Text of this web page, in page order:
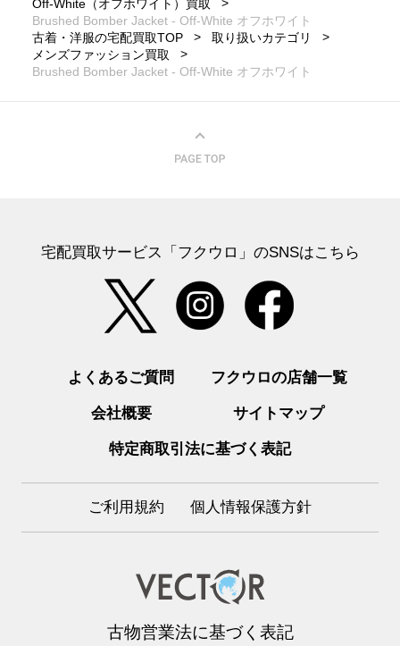
Off-White（オフホワイト）買取
Brushed Bomber Jacket - Off-White オフホワイト
古着・洋服の宅配買取TOP
取り扱いカテゴリ
メンズファッション買取
Brushed Bomber Jacket - Off-White オフホワイト
宅配買取サービス「フクウロ」のSNSはこちら
よくあるご質問 フクウロの店舗一覧
会社概要 サイトマップ
特定商取引法に基づく表記
ご利用規約 個人情報保護方針
古物営業法に基づく表記